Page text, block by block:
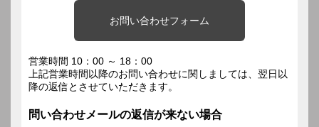
お問い合わせフォーム
営業時間 10：00 ～ 18：00
上記営業時間以降のお問い合わせに関しましては、翌日以
降の返信とさせていただきます。
問い合わせメールの返信が来ない場合